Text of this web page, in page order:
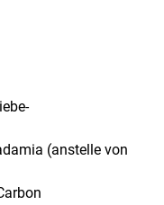
(anstelle von